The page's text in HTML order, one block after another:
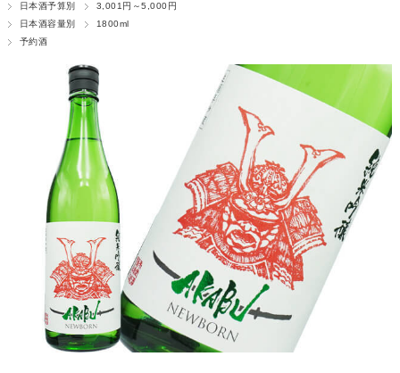
日本酒予算別
3,001円～5,000円
日本酒容量別
1800ml
予約酒